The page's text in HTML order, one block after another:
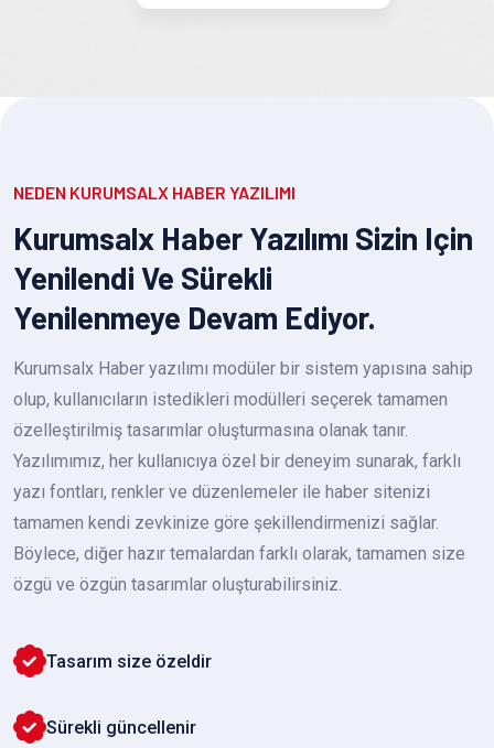
NEDEN KURUMSALX HABER YAZILIMI
Kurumsalx Haber Yazılımı Sizin Için
Yenilendi Ve Sürekli
Yenilenmeye Devam Ediyor.
Kurumsalx Haber yazılımı modüler bir sistem yapısına sahip
olup, kullanıcıların istedikleri modülleri seçerek tamamen
özelleştirilmiş tasarımlar oluşturmasına olanak tanır.
Yazılımımız, her kullanıcıya özel bir deneyim sunarak, farklı
yazı fontları, renkler ve düzenlemeler ile haber sitenizi
tamamen kendi zevkinize göre şekillendirmenizi sağlar.
Böylece, diğer hazır temalardan farklı olarak, tamamen size
özgü ve özgün tasarımlar oluşturabilirsiniz.
Tasarım size özeldir
Sürekli güncellenir